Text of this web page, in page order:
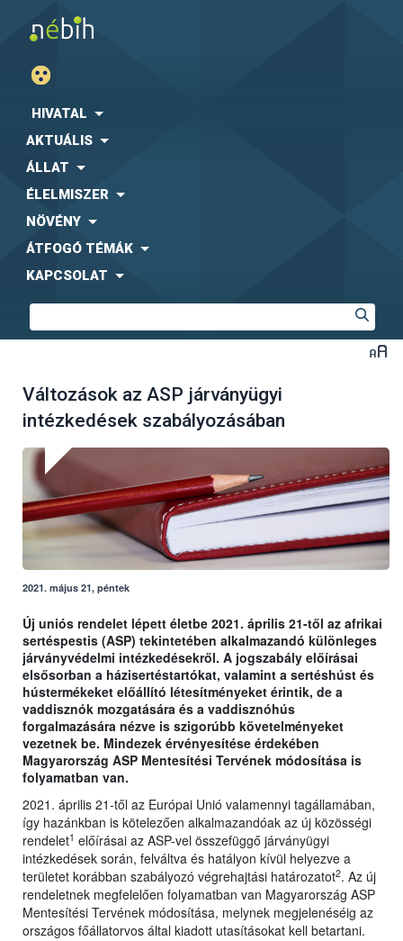
HIVATAL
AKTUÁLIS
ÁLLAT
ÉLELMISZER
NÖVÉNY
ÁTFOGÓ TÉMÁK
KAPCSOLAT
Változások az ASP járványügyi
intézkedések szabályozásában
2021. május 21, péntek
Új uniós rendelet lépett életbe 2021. április 21-től az afrikai
sertéspestis (ASP) tekintetében alkalmazandó különleges
járványvédelmi intézkedésekről. A jogszabály előírásai
elsősorban a házisertéstartókat, valamint a sertéshúst és
hústermékeket előállító létesítményeket érintik, de a
vaddisznók mozgatására és a vaddisznóhús
forgalmazására nézve is szigorúbb követelményeket
vezetnek be. Mindezek érvényesítése érdekében
Magyarország ASP Mentesítési Tervének módosítása is
folyamatban van.
2021. április 21-től az Európai Unió valamennyi tagállamában,
így hazánkban is kötelezően alkalmazandóak az új közösségi
rendelet1 előírásai az ASP-vel összefüggő járványügyi
intézkedések során, felváltva és hatályon kívül helyezve a
területet korábban szabályozó végrehajtási határozatot2. Az új
rendeletnek megfelelően folyamatban van Magyarország ASP
Mentesítési Tervének módosítása, melynek megjelenéséig az
országos főállatorvos által kiadott utasításokat kell betartani.